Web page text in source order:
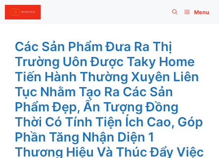
Skip
to
Menu
Các Sản Phẩm Đưa Ra Thị
Trường Uôn Được Taky Home
Tiến Hành Thường Xuyên Liên
Tục Nhằm Tạo Ra Các Sản
Phẩm Đẹp, Ấn Tượng Đồng
Thời Có Tính Tiện Ích Cao, Góp
Phần Tăng Nhận Diện 1
Thương Hiệu Và Thúc Đẩy Việc